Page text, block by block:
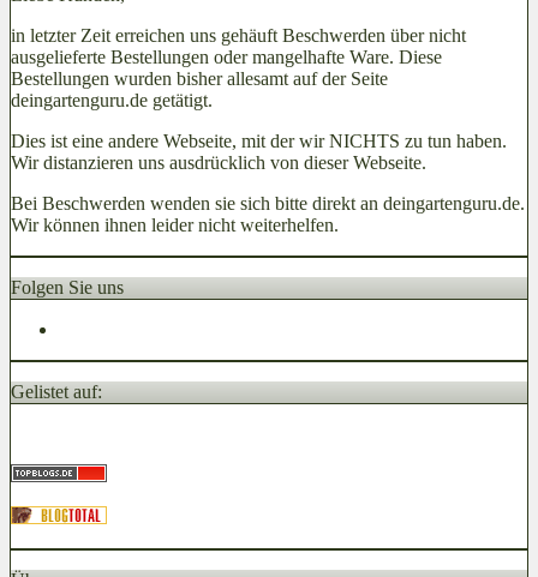
in letzter Zeit erreichen uns gehäuft Beschwerden über nicht
ausgelieferte Bestellungen oder mangelhafte Ware. Diese
Bestellungen wurden bisher allesamt auf der Seite
deingartenguru.de getätigt.
Dies ist eine andere Webseite, mit der wir NICHTS zu tun haben.
Wir distanzieren uns ausdrücklich von dieser Webseite.
Bei Beschwerden wenden sie sich bitte direkt an deingartenguru.de.
Wir können ihnen leider nicht weiterhelfen.
Folgen Sie uns
Gelistet auf: